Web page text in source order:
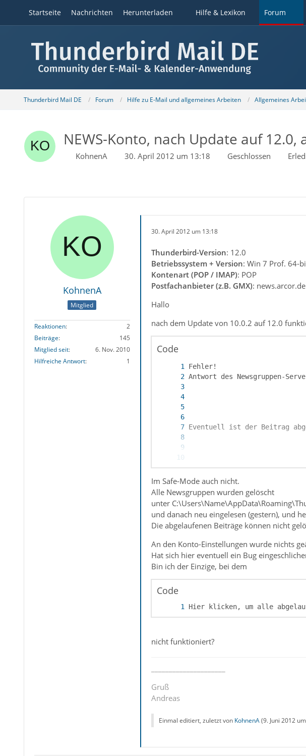
Startseite Nachrichten Herunterladen Hilfe & Lexikon Forum
Thunderbird Mail DE Forum Hilfe zu E-Mail und allgemeines Arbeiten Allgemeines
NEWS-Konto, nach Update auf
KohnenA 30. April 2012 um 13:18 Geschlossen
KohnenA
Mitglied
Reaktionen
2
Beiträge
145
Mitglied seit
6. Nov. 2010
Hilfreiche Antwort
1
30. April 2012 um 13:18
Thunderbird-Version: 12.0
Betriebssystem + Version: Win 7 Prof. 64-
Kontenart (POP / IMAP): POP
Postfachanbieter (z.B. GMX): news.arcor.de
Hallo
nach dem Update von 10.0.2 auf 12.0
Code
Hier klicken, um alle
Im Safe-Mode auch nicht.
Alle Newsgruppen wurden gelöscht
unter
und danach neu eingelesen (gestern), und
Die abgelaufenen Beiträge können nicht
An den Konto-Einstellungen wurde nichts
Hat sich hier eventuell ein Bug
Bin ich der Einzige, bei dem
Code
Hier klicken, um alle
nicht funktioniert?
Gruß
Andreas
Einmal editiert, zuletzt von KohnenA(9. Juni 2012